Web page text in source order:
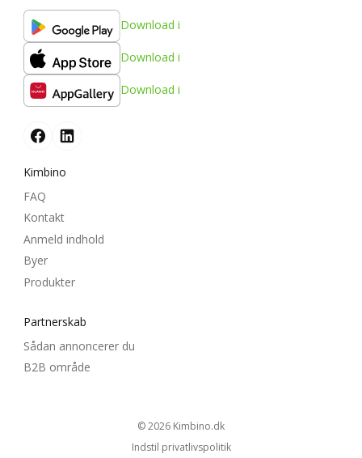
Download i
Download i
Download i
Kimbino
FAQ
Kontakt
Anmeld indhold
Byer
Produkter
Partnerskab
Sådan annoncerer du
B2B område
© 2026
kimbino.dk
Indstil privatlivspolitik